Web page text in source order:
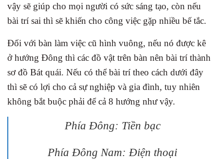
vậy sẽ giúp cho mọi người có sức sáng tạo, còn nếu
bài trí sai thì sẽ khiến cho công việc gặp nhiều bế tắc.
Đối với bàn làm việc cũ hình vuông, nếu nó được kê
ở hướng Đông thì các đồ vật trên bàn nên bài trí thành
sơ đồ Bát quái. Nếu có thể bài trí theo cách dưới đây
thì sẽ có lợi cho cả sự nghiệp và gia đình, tuy nhiên
không bắt buộc phải để cả 8 hướng như vậy.
Phía Đông: Tiền bạc
Phía Đông Nam: Điện thoại